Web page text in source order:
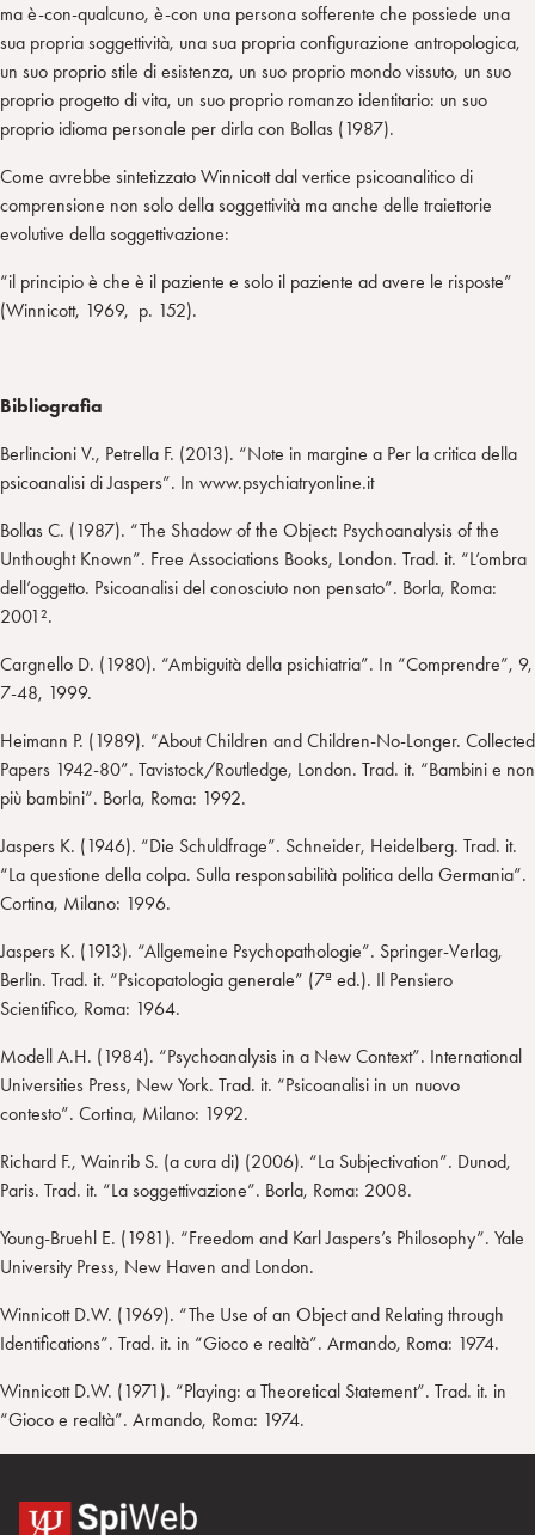
ma è-con-qualcuno, è-con una persona sofferente che possiede una
sua propria soggettività, una sua propria configurazione antropologica,
un suo proprio stile di esistenza, un suo proprio mondo vissuto, un suo
proprio progetto di vita, un suo proprio romanzo identitario: un suo
proprio idioma personale per dirla con Bollas (1987).
Come avrebbe sintetizzato Winnicott dal vertice psicoanalitico di
comprensione non solo della soggettività ma anche delle traiettorie
evolutive della soggettivazione:
“il principio è che è il paziente e solo il paziente ad avere le risposte”
(Winnicott, 1969, p. 152).
Bibliografia
Berlincioni V., Petrella F. (2013). “Note in margine a Per la critica della
psicoanalisi di Jaspers”. In www.psychiatryonline.it
Bollas C. (1987). “The Shadow of the Object: Psychoanalysis of the
Unthought Known”. Free Associations Books, London. Trad. it. “L’ombra
dell’oggetto. Psicoanalisi del conosciuto non pensato”. Borla, Roma:
2001².
Cargnello D. (1980). “Ambiguità della psichiatria”. In “Comprendre”, 9,
7-48, 1999.
Heimann P. (1989). “About Children and Children-No-Longer. Collected
Papers 1942-80”. Tavistock/Routledge, London. Trad. it. “Bambini e non
più bambini”. Borla, Roma: 1992.
Jaspers K. (1946). “Die Schuldfrage”. Schneider, Heidelberg. Trad. it.
“La questione della colpa. Sulla responsabilità politica della Germania”.
Cortina, Milano: 1996.
Jaspers K. (1913). “Allgemeine Psychopathologie”. Springer-Verlag,
Berlin. Trad. it. “Psicopatologia generale” (7ª ed.). Il Pensiero
Scientifico, Roma: 1964.
Modell A.H. (1984). “Psychoanalysis in a New Context”. International
Universities Press, New York. Trad. it. “Psicoanalisi in un nuovo
contesto”. Cortina, Milano: 1992.
Richard F., Wainrib S. (a cura di) (2006). “La Subjectivation”. Dunod,
Paris. Trad. it. “La soggettivazione”. Borla, Roma: 2008.
Young-Bruehl E. (1981). “Freedom and Karl Jaspers’s Philosophy”. Yale
University Press, New Haven and London.
Winnicott D.W. (1969). “The Use of an Object and Relating through
Identifications”. Trad. it. in “Gioco e realtà”. Armando, Roma: 1974.
Winnicott D.W. (1971). “Playing: a Theoretical Statement”. Trad. it. in
“Gioco e realtà”. Armando, Roma: 1974.